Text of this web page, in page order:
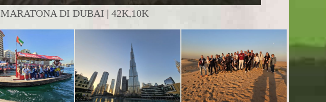
MARATONA DI DUBAI | 42K,10K